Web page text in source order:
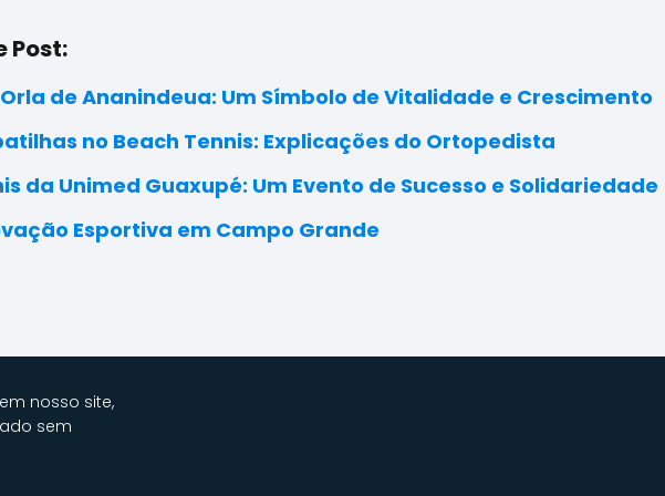
Post:
de Ananindeua: Um Símbolo de Vitalidade e Crescimento
no Beach Tennis: Explicações do Ortopedista
da Unimed Guaxupé: Um Evento de Sucesso e Solidariedade
Esportiva em Campo Grande
nosso site,
sem